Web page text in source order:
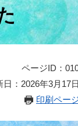
ページID：
日：2026年3月17
印刷ペー